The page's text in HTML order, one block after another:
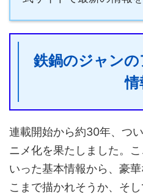
鉄鍋のジャン
情
連載開始から約30年、つ
ニメ化を果たしました。
いった基本情報から、豪
こまで描かれそうか、そ